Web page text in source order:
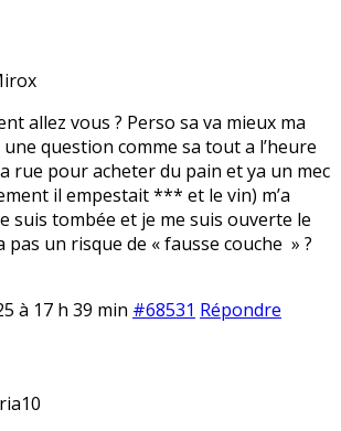
allez vous ? Perso sa va mieux ma
question comme sa tout a l’heure
rue pour acheter du pain et ya un mec
il empestait *** et le vin) m’a
suis tombée et je me suis ouverte le
pas un risque de « fausse couche » ?
à 17 h 39 min #68531 Répondre